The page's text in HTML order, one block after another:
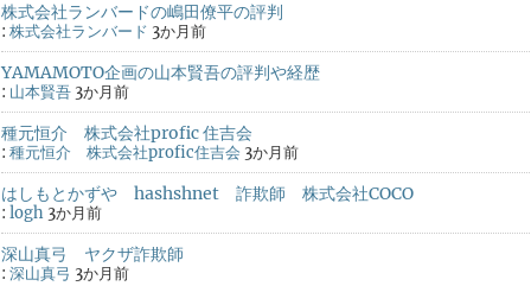
株式会社ランバードの嶋田僚平の評判
: 株式会社ランバード 3か月前
YAMAMOTO企画の山本賢吾の評判や経歴
: 山本賢吾 3か月前
種元恒介 株式会社profic 住吉会
: 種元恒介 株式会社profic住吉会 3か月前
はしもとかずや hashshnet 詐欺師 株式会社COCO
: logh 3か月前
深山真弓 ヤクザ詐欺師
: 深山真弓 3か月前